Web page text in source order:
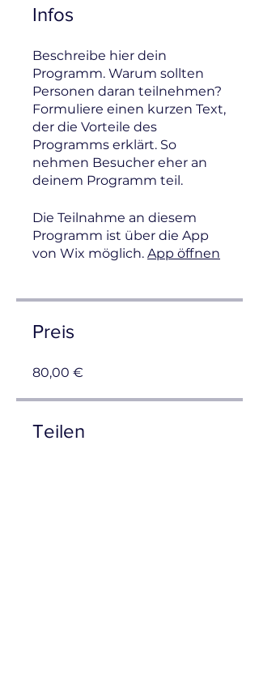
Infos
Beschreibe hier dein
Programm. Warum sollten
Personen daran teilnehmen?
Formuliere einen kurzen Text,
der die Vorteile des
Programms erklärt. So
nehmen Besucher eher an
deinem Programm teil.
Die Teilnahme an diesem
Programm ist über die App
von Wix möglich. App öffnen
Preis
80,00 €
Teilen